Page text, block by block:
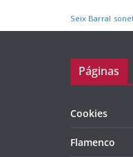
Seix Barral
Páginas
Cookies
Flamenco